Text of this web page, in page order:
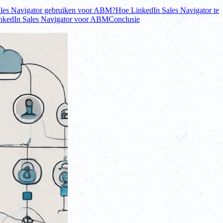
Navigator gebruiken voor ABM?Hoe LinkedIn Sales Navigator te
Sales Navigator voor ABMConclusie